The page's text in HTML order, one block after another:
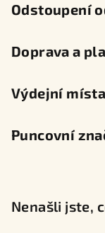
Odstoupení
Doprava a
Výdejní místa
Puncovní
Nenašli jste,